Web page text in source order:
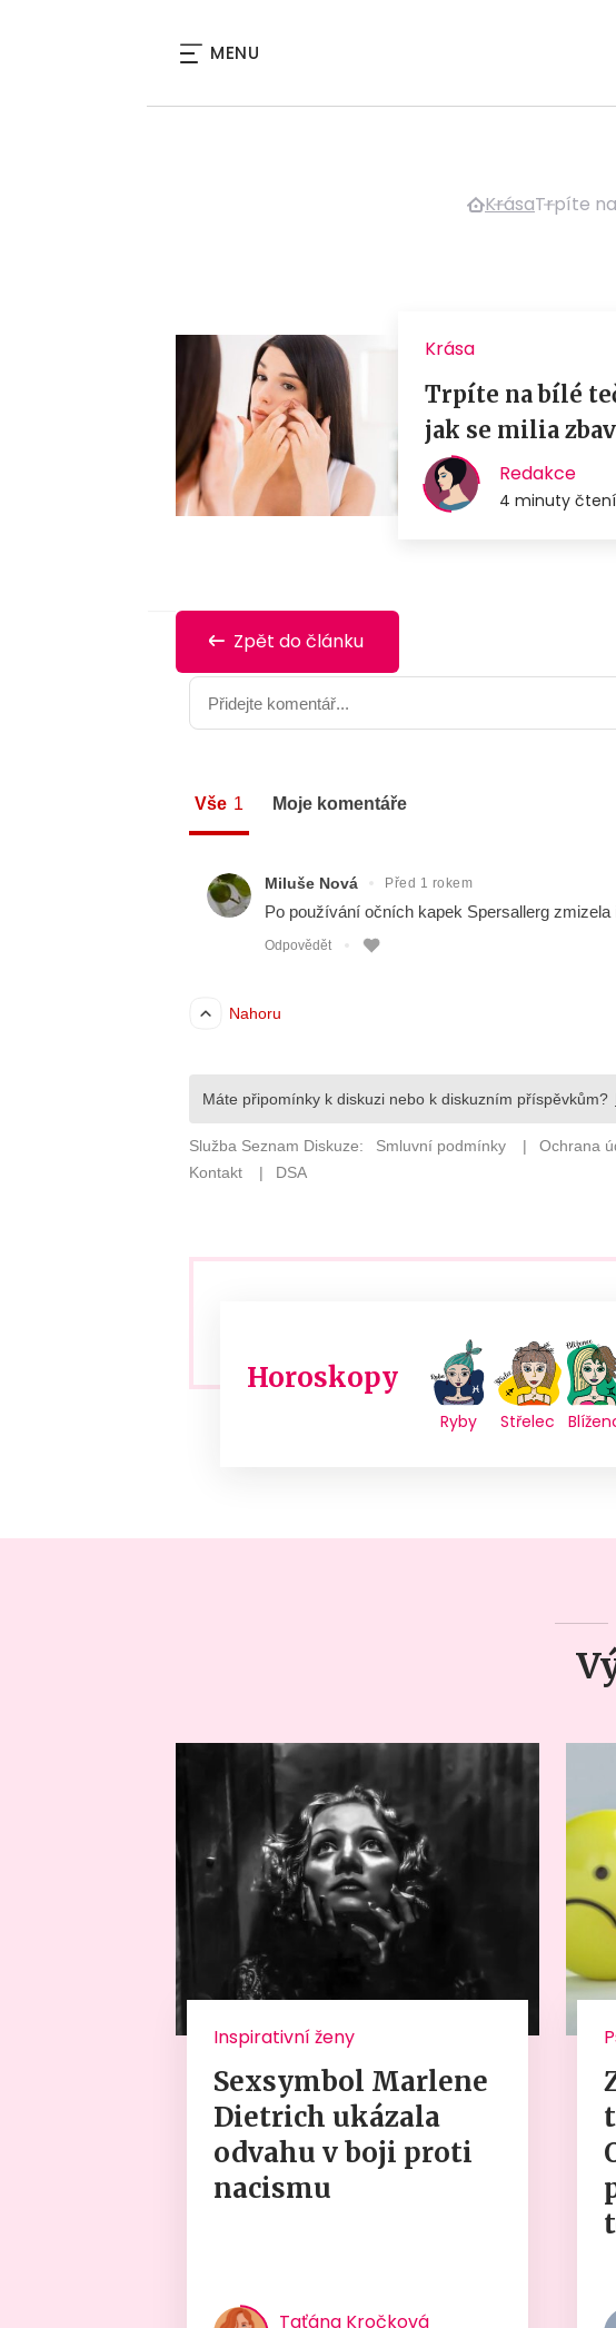
MENU
KrásaTrpíte
Zpět do článku
Horoskopy
Ryby Střelec
Inspirativní ženy
Sexsymbol Marlene
Dietrich ukázala
odvahu v boji proti
nacismu
Taťána Kročková